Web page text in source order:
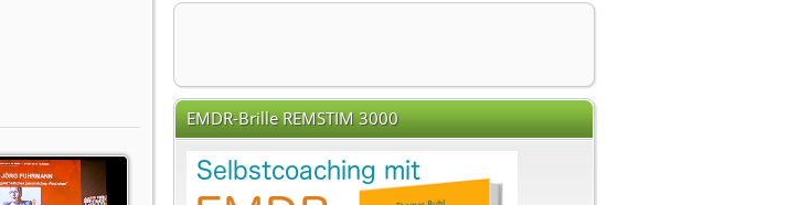
EMDR-Brille REMSTIM 3000